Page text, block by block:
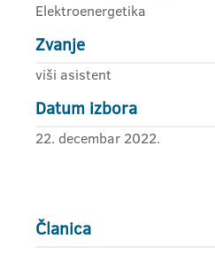
Elektroenergetika
Zvanje
viši asistent
Datum izbora
22. decembar 2022.
Članica